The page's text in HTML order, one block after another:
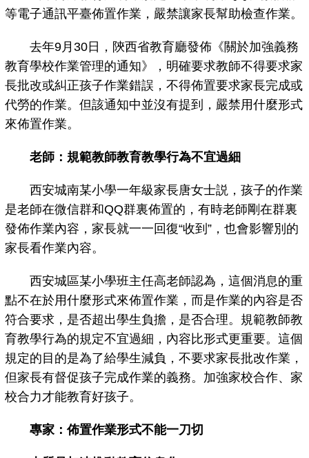
等電子通訊平臺佈置作業，嚴禁讓家長幫助檢查作業。
去年9月30日，陝西省教育廳發佈《關於加強義務
教育學校作業管理的通知》，明確要求教師不得要求家
長批改或糾正孩子作業錯誤，不得佈置要求家長完成或
代勞的作業。但該通知中並沒有提到，嚴禁用什麼形式
來佈置作業。
老師：規範教師教育教學行為不宜過細
西安城南某小學一年級家長唐女士説，孩子的作業
是老師在微信群和QQ群裏佈置的，有時老師剛在群裏
發佈作業內容，家長就一一回復“收到”，也會影響別的
家長看作業內容。
西安城區某小學班主任高老師認為，這個消息的重
點不在於用什麼形式來佈置作業，而是作業的內容是否
符合要求，是否超出學生負擔，是否合理。規範教師教
育教學行為的規定不宜過細，內容比形式更重要。這個
規定的目的是為了給學生減負，不要求家長批改作業，
但家長有督促孩子完成作業的義務。加強家校合作、家
校合力才能教育好孩子。
專家：佈置作業形式不能一刀切